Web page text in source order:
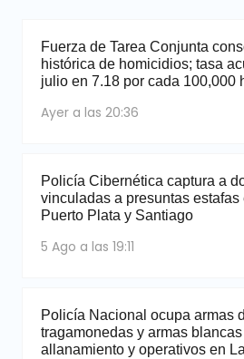
Fuerza de Tarea Conjunta
histórica de homicidios; tasa
julio en 7.18 por cada 100,000
Ayer a las 20:36
Policía Cibernética captura a
vinculadas a presuntas estafas
Puerto Plata y Santiago
5 Ago a las 19:11
Policía Nacional ocupa armas
tragamonedas y armas
allanamiento y operativos en